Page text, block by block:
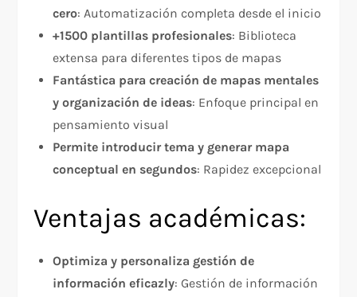
cero: Automatización completa desde el inicio
+1500 plantillas profesionales: Biblioteca
extensa para diferentes tipos de mapas
Fantástica para creación de mapas mentales
y organización de ideas: Enfoque principal en
pensamiento visual
Permite introducir tema y generar mapa
conceptual en segundos: Rapidez excepcional
Ventajas académicas:
Optimiza y personaliza gestión de
información eficazly: Gestión de información